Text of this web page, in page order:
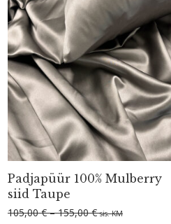
540,00 €
Padjapüür 100% Mulberry
siid Taupe
105,00€ – 155,00€Hinnavahemik:
sis. KM